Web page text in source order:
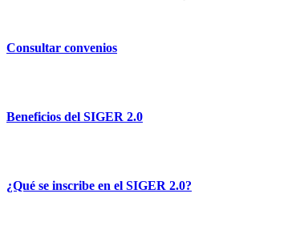
Consultar convenios
Beneficios del SIGER 2.0
¿Qué se inscribe en el SIGER 2.0?